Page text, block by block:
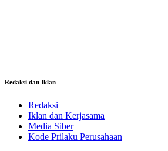
Redaksi dan Iklan
Redaksi
Iklan dan Kerjasama
Media Siber
Kode Prilaku Perusahaan